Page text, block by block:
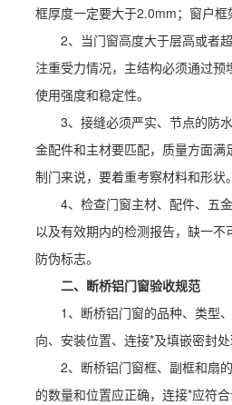
框厚度一定要大于2.0mm；窗户框
2、当门窗高度大于层高或者
注重受力情况，主结构必须通过预
使用强度和稳定性。
3、接缝必须严实、节点的防
金配件和主材要匹配，质量方面满
制门来说，要着重考察材料和形状。
4、检查门窗主材、配件、五
以及有效期内的检测报告，缺一不
防伪标志。
二、断桥铝门窗验收规范
1、断桥铝门窗的品种、类型
向、安装位置、连接*及填嵌密封处
2、断桥铝门窗框、副框和扇
的数量和位置应正确，连接*应符合